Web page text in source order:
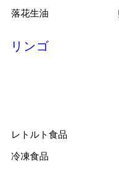
落花生油
リンゴ
レトルト食品
冷凍食品